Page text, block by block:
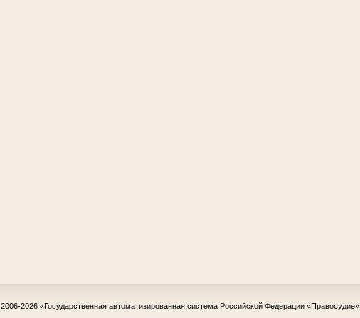
2006-2026 «Государственная автоматизированная система Российской Федерации «Правосудие»